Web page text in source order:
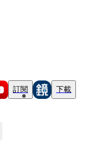
訂閱 下載